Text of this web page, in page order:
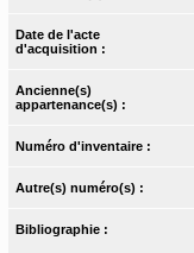
Date de l'acte
d'acquisition :
Ancienne(s)
appartenance(s) :
Numéro d'inventaire :
Autre(s) numéro(s) :
Bibliographie :